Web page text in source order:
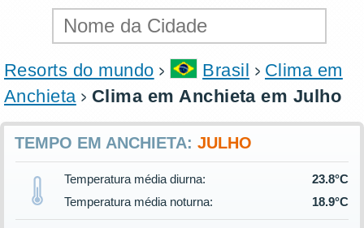
Resorts do mundo Brasil
Clima em
Anchieta
Clima em Anchieta em Julho
TEMPO EM ANCHIETA: JULHO
Temperatura média diurna:
23.8°C
Temperatura média noturna:
18.9°C